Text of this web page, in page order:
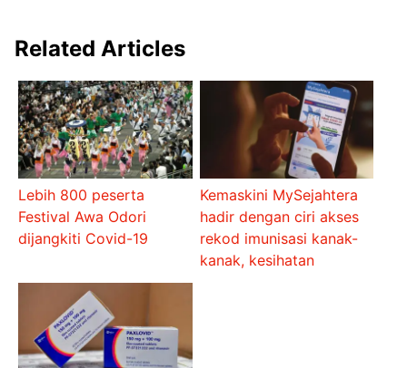
Related Articles
Lebih 800 peserta
Festival Awa Odori
dijangkiti Covid-19
Kemaskini MySejahtera
hadir dengan ciri akses
rekod imunisasi kanak-
kanak, kesihatan